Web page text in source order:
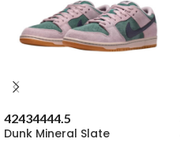
42434444.5
Dunk Mineral Slate